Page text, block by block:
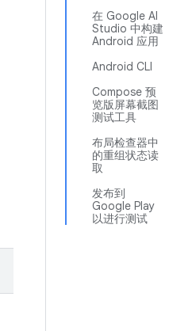
在 Google AI
Studio 中构建
Android 应用
Android CLI
Compose 预
览版屏幕截图
测试工具
布局检查器中
的重组状态读
取
发布到
Google Play
以进行测试